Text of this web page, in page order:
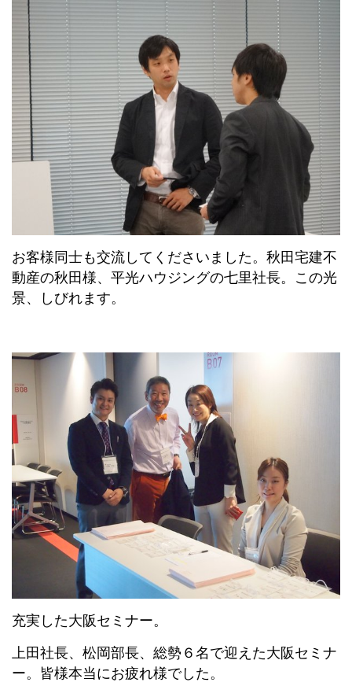
お客様同士も交流してくださいました。秋田宅建不
動産の秋田様、平光ハウジングの七里社長。この光
景、しびれます。
充実した大阪セミナー。
上田社長、松岡部長、総勢６名で迎えた大阪セミナ
ー。皆様本当にお疲れ様でした。